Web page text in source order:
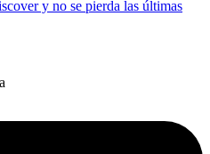
y no se pierda las últimas